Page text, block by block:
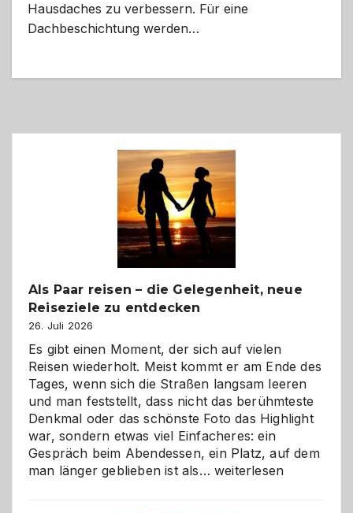
Hausdaches zu verbessern. Für eine
Dachbeschichtung werden…
Als Paar reisen – die Gelegenheit, neue
Reiseziele zu entdecken
26. Juli 2026
Es gibt einen Moment, der sich auf vielen
Reisen wiederholt. Meist kommt er am Ende des
Tages, wenn sich die Straßen langsam leeren
und man feststellt, dass nicht das berühmteste
Denkmal oder das schönste Foto das Highlight
war, sondern etwas viel Einfacheres: ein
Gespräch beim Abendessen, ein Platz, auf dem
man länger geblieben ist als… Als
weiterlesen